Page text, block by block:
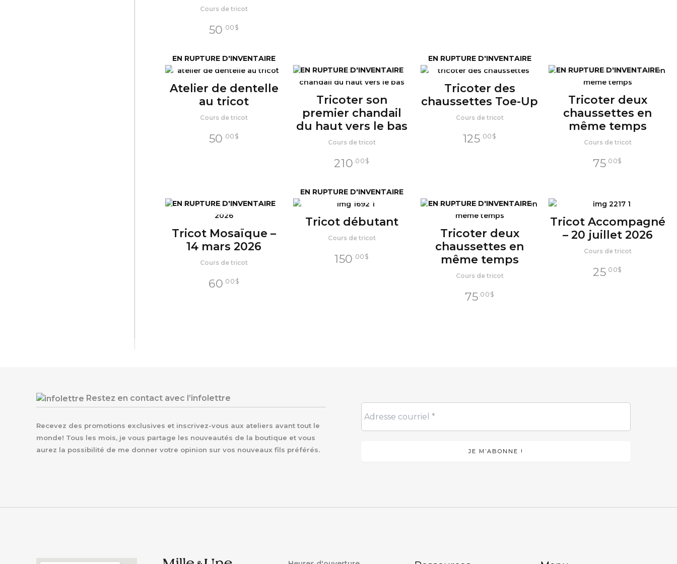
Cours de tricot
50 .00 $
EN RUPTURE D'INVENTAIRE
Atelier de dentelle
au tricot
Cours de tricot
50 .00 $
EN RUPTURE D'INVENTAIRE
Tricoter son
premier chandail
du haut vers le bas
Cours de tricot
210 .00 $
EN RUPTURE D'INVENTAIRE
Tricoter des
chaussettes Toe-Up
Cours de tricot
125 .00 $
EN RUPTURE D'INVENTAIRE
Tricoter deux
chaussettes en
même temps
Cours de tricot
75 .00$
EN RUPTURE D'INVENTAIRE
Tricot Mosaïque –
14 mars 2026
Cours de tricot
60 .00 $
EN RUPTURE D'INVENTAIRE
Tricot débutant
Cours de tricot
150 .00 $
EN RUPTURE D'INVENTAIRE
Tricoter deux
chaussettes en
même temps
Cours de tricot
75 .00 $
Tricot Accompagné
– 20 juillet 2026
Cours de tricot
25 .00$
Restez en contact avec l’infolettre
Recevez des promotions exclusives et inscrivez-vous aux ateliers avant tout le
monde! Tous les mois, je vous partage les nouveautés de la boutique et vous
aurez la possibilité de me donner votre opinion sur vos nouveaux fils préférés.